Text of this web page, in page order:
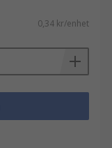
0,34 kr/enhet